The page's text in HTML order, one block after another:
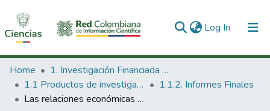
Log In (current)
Communities & Collections
All of DSpace
Home
1. Investigación Financiada con Recursos Públicos
1.1 Productos de investigación
1.1.2. Informes Finales
Las relaciones económicas entre Colombia y Asia Oriental : análisis, evaluación y medidas para su incremento